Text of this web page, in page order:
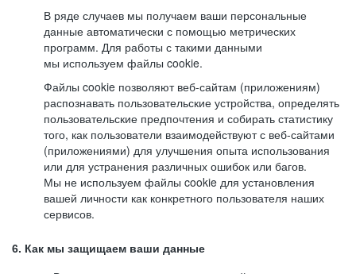
В ряде случаев мы получаем ваши персональные
данные автоматически с помощью метрических
программ. Для работы с такими данными
мы используем файлы cookie.
Файлы cookie позволяют веб-сайтам (приложениям)
распознавать пользовательские устройства, определять
пользовательские предпочтения и собирать статистику
того, как пользователи взаимодействуют с веб-сайтами
(приложениями) для улучшения опыта использования
или для устранения различных ошибок или багов.
Мы не используем файлы cookie для установления
вашей личности как конкретного пользователя наших
сервисов.
6. Как мы защищаем ваши данные